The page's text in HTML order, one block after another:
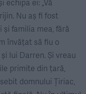
Nu aș fi fost
familia mea, fără
învățat să fiu o
lui Darren. Și vreau
primite din țară,
domnului Țiriac,